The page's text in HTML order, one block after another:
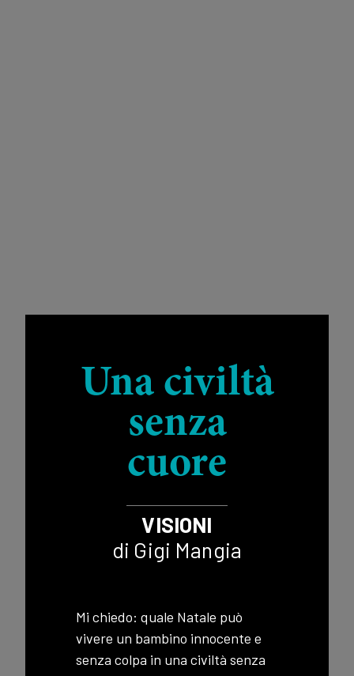
Una civiltà
senza
cuore
VISIONI
di Gigi Mangia
Mi chiedo: quale Natale può
vivere un bambino innocente e
senza colpa in una civiltà senza